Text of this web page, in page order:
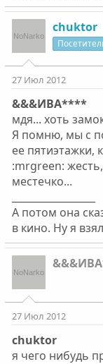
chuktor
27 Июл 2012
&&&ИВА****
мдя... хоть
Я помню, мы с
ее пятиэтажки,
:mrgreen:
местечко...
А потом она
в кино. Ну я
27 Июл 2012
chuktor
я чего нибудь